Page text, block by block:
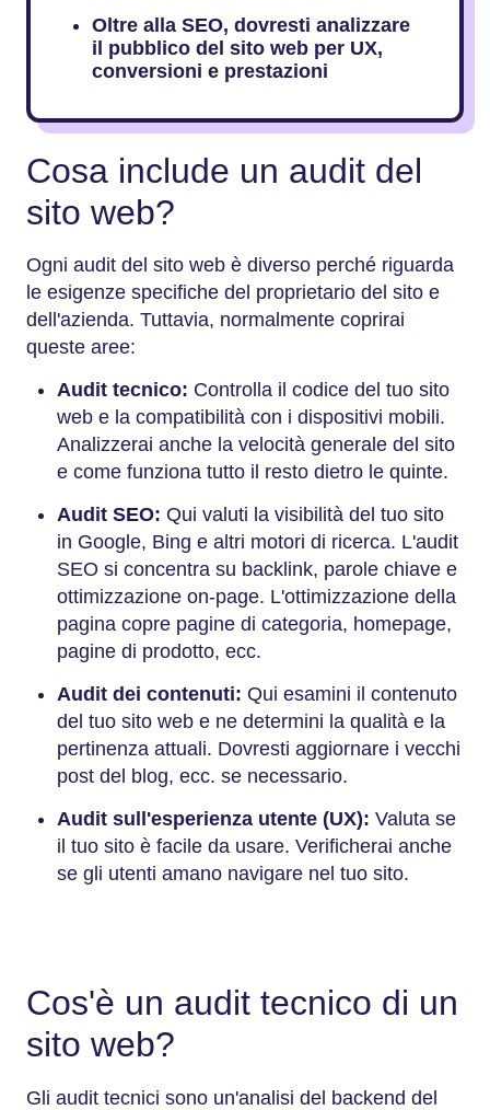
Oltre alla SEO, dovresti analizzare
il pubblico del sito web per UX,
conversioni e prestazioni
Cosa include un audit del
sito web?
Ogni audit del sito web è diverso perché riguarda
le esigenze specifiche del proprietario del sito e
dell'azienda. Tuttavia, normalmente coprirai
queste aree:
Audit tecnico: Controlla il codice del tuo sito
web e la compatibilità con i dispositivi mobili.
Analizzerai anche la velocità generale del sito
e come funziona tutto il resto dietro le quinte.
Audit SEO: Qui valuti la visibilità del tuo sito
in Google, Bing e altri motori di ricerca. L'audit
SEO si concentra su backlink, parole chiave e
ottimizzazione on-page. L'ottimizzazione della
pagina copre pagine di categoria, homepage,
pagine di prodotto, ecc.
Audit dei contenuti: Qui esamini il contenuto
del tuo sito web e ne determini la qualità e la
pertinenza attuali. Dovresti aggiornare i vecchi
post del blog, ecc. se necessario.
Audit sull'esperienza utente (UX): Valuta se
il tuo sito è facile da usare. Verificherai anche
se gli utenti amano navigare nel tuo sito.
Cos'è un audit tecnico di un
sito web?
Gli audit tecnici sono un'analisi del backend del